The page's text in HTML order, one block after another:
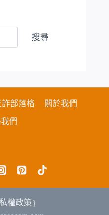
搜尋
詐部落格
關於我們
們
權政策}